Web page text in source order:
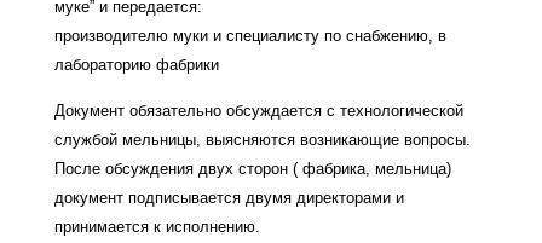
муке” и передается:
производителю муки и специалисту по снабжению, в
лабораторию фабрики
Документ обязательно обсуждается с технологической
службой мельницы, выясняются возникающие вопросы.
После обсуждения двух сторон ( фабрика, мельница)
документ подписывается двумя директорами и
принимается к исполнению.